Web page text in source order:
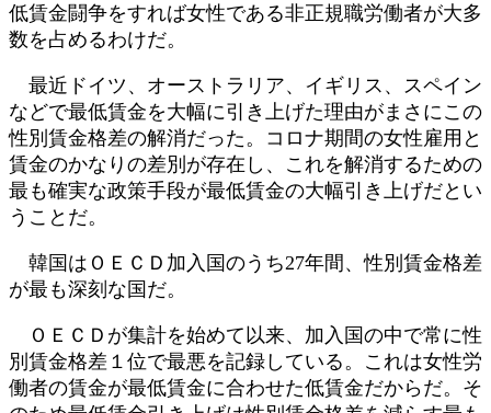
低賃金闘争をすれば女性である非正規職労働者が大多
数を占めるわけだ。
最近ドイツ、オーストラリア、イギリス、スペイン
などで最低賃金を大幅に引き上げた理由がまさにこの
性別賃金格差の解消だった。コロナ期間の女性雇用と
賃金のかなりの差別が存在し、これを解消するための
最も確実な政策手段が最低賃金の大幅引き上げだとい
うことだ。
韓国はＯＥＣＤ加入国のうち27年間、性別賃金格差
が最も深刻な国だ。
ＯＥＣＤが集計を始めて以来、加入国の中で常に性
別賃金格差１位で最悪を記録している。これは女性労
働者の賃金が最低賃金に合わせた低賃金だからだ。そ